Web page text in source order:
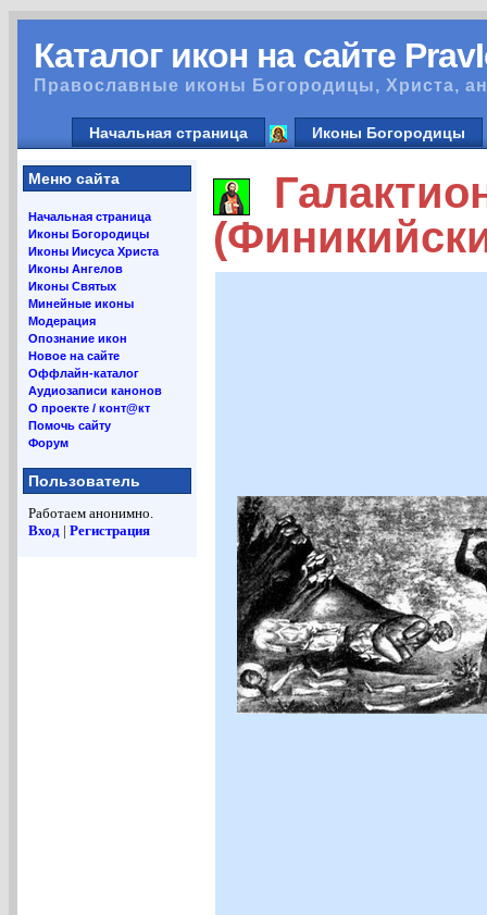
Каталог икон на сайте
Православные иконы Богородицы, Христа,
Начальная страница Иконы Богородицы
Меню сайта
Начальная страница
Иконы Богородицы
Иконы Иисуса Христа
Иконы Ангелов
Иконы Святых
Минейные иконы
Модерация
Опознание икон
Новое на сайте
Оффлайн-каталог
Аудиозаписи канонов
О проекте / конт@кт
Помочь сайту
Форум
Пользователь
Работаем анонимно.
Вход | Регистрация